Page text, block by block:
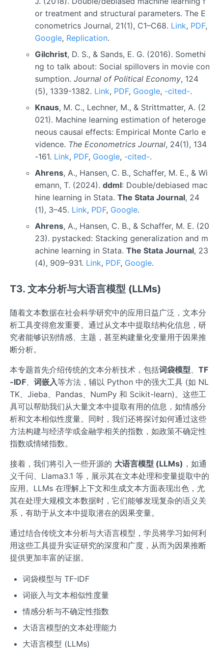
or treatment and structural parameters. The E
conometrics Journal, 21(1), C1–C68. Link, PDF,
Google, Replication.
Gilchrist, D. S., & Sands, E. G. (2016). Somethi
ng to talk about: Social spillovers in movie con
sumption.Journal of Political Economy, 124
(5), 1339-1382. Link, PDF, Google, -cited-.
Knaus, M. C., Lechner, M., & Strittmatter, A. (2
021). Machine learning estimation of heteroge
neous causal effects: Empirical Monte Carlo e
vidence. The Econometrics Journal, 24(1), 134
-161. Link, PDF, Google, -cited-.
Ahrens, A., Hansen, C. B., Schaffer, M. E., & Wi
emann, T. (2024).ddml: Double/debiased mac
hine learning in Stata.The Stata Journal, 24
(1), 3–45. Link, PDF, Google.
Ahrens, A., Hansen, C. B., & Schaffer, M. E. (20
23). pystacked: Stacking generalization and m
achine learning in Stata.The Stata Journal, 23
(4), 909–931. Link, PDF, Google.
T3. 文本分析与大语言模型 (LLMs)
随着文本数据在社会科学研究中的应用日益广泛，文本分
析工具变得愈发重要。通过从文本中提取结构化信息，研
究者能够识别情感、主题，甚至构建量化变量用于因果推
断分析。
本专题首先介绍传统的文本分析技术，包括词袋模型、 TF
-IDF、 词嵌入等方法，辅以 Python 中的强大工具 (如 NL
TK、Jieba、Pandas、NumPy 和 Scikit-learn)。这些工
具可以帮助我们从大量文本中提取有用的信息，如情感分
析和文本相似性度量。同时，我们还将探讨如何通过这些
方法构建与经济学或金融学相关的指数，如政策不确定性
指数或情绪指数。
接着，我们将引入一些开源的 大语言模型 (LLMs) ，如通
义千问、Llama3.1 等，展示其在文本处理和变量提取中的
应用。LLMs 在理解上下文和生成文本方面表现出色，尤
其在处理大规模文本数据时，它们能够发现复杂的语义关
系，有助于从文本中提取潜在的因果变量。
通过结合传统文本分析与大语言模型，学员将学习如何利
用这些工具提升实证研究的深度和广度，从而为因果推断
提供更加丰富的证据。
词袋模型与 TF-IDF
词嵌入与文本相似性度量
情感分析与不确定性指数
大语言模型的文本处理能力
大语言模型 (LLMs)